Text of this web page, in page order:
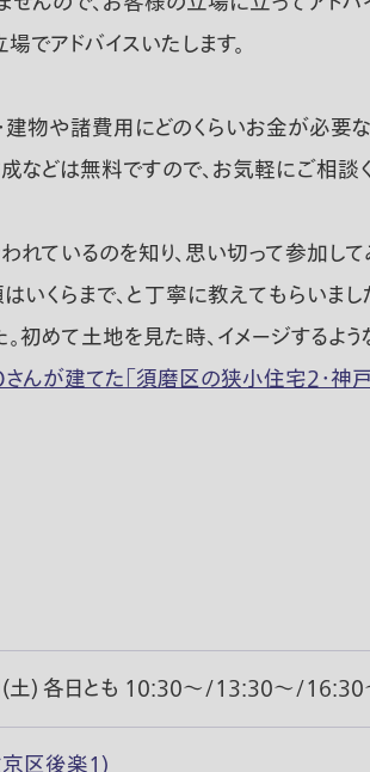
アドバイスいたします。
物や諸費用にどのくらいお金が必要
どは無料ですので、お気軽にご相談く
ているのを知り、思い切って参加し
くらまで、と丁寧に教えてもらいま
めて土地を見た時、イメージするよ
んが建てた「須磨区の狭小住宅2・神
(土) 各日とも 10:30〜/13:30〜/16:30
区後楽1)